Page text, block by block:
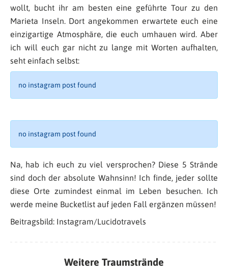
wollt, bucht ihr am besten eine geführte Tour zu den
Marieta Inseln. Dort angekommen erwartete euch eine
einzigartige Atmosphäre, die euch umhauen wird. Aber
ich will euch gar nicht zu lange mit Worten aufhalten,
seht einfach selbst:
no instagram post found
no instagram post found
Na, hab ich euch zu viel versprochen? Diese 5 Strände
sind doch der absolute Wahnsinn! Ich finde, jeder sollte
diese Orte zumindest einmal im Leben besuchen. Ich
werde meine Bucketlist auf jeden Fall ergänzen müssen!
Beitragsbild: Instagram/Lucidotravels
Weitere Traumstrände